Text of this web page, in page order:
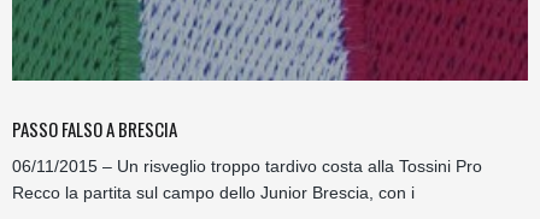
PASSO FALSO A BRESCIA
06/11/2015 – Un risveglio troppo tardivo costa alla Tossini Pro
Recco la partita sul campo dello Junior Brescia, con i